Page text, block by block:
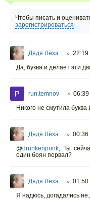
Чтобы писать и
зарегистрироваться
Дядя Лёха ○ 22:19
Да, буква и делает эти
run.temnov ○
Никого не смутила
Дядя Лёха ○ 00:36
@drunkenpunk, Ты
один боян порвал?
Дядя Лёха ○ 01:50
Я надюсь, догадались